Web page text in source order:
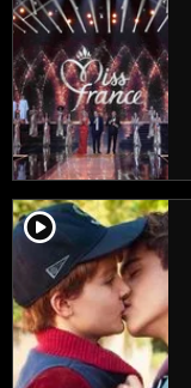
player2